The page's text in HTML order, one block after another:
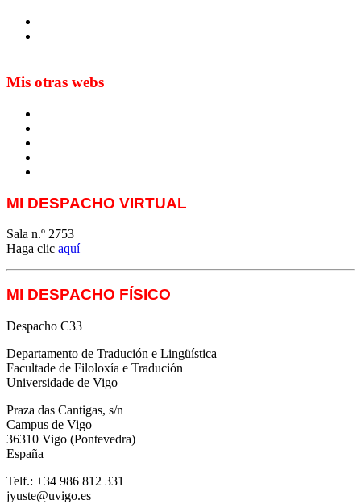
Mis otras webs
MI DESPACHO VIRTUAL
Sala n.º 2753
Haga clic aquí
MI DESPACHO FÍSICO
Despacho C33
Departamento de Tradución e Lingüística
Facultade de Filoloxía e Tradución
Universidade de Vigo
Praza das Cantigas, s/n
Campus de Vigo
36310 Vigo (Pontevedra)
España
Telf.: +34 986 812 331
jyuste@uvigo.es